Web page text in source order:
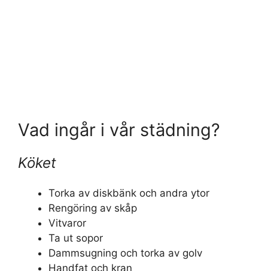
Vad ingår i vår städning?
Köket
Torka av diskbänk och andra ytor
Rengöring av skåp
Vitvaror
Ta ut sopor
Dammsugning och torka av golv
Handfat och kran